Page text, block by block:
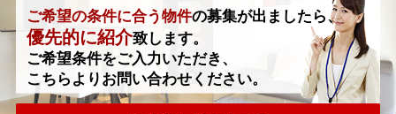
ご希望の条件に合う物件の募集が出ましたら、
優先的に紹介致します。
ご希望条件をご入力いただき、
こちらよりお問い合わせください。